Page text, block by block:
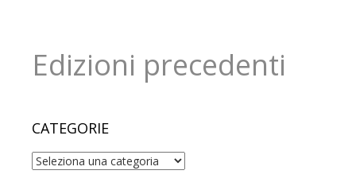
Edizioni precedenti
CATEGORIE
Categorie